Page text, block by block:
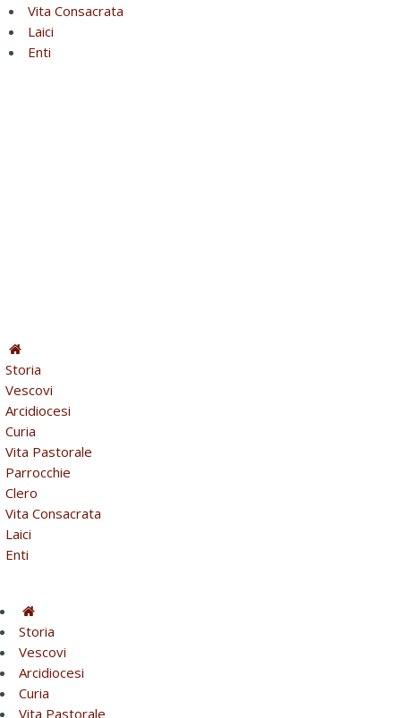
Vita Consacrata
Laici
Enti
Storia
Vescovi
Arcidiocesi
Curia
Vita Pastorale
Parrocchie
Clero
Vita Consacrata
Laici
Enti
Storia
Vescovi
Arcidiocesi
Curia
Vita Pastorale